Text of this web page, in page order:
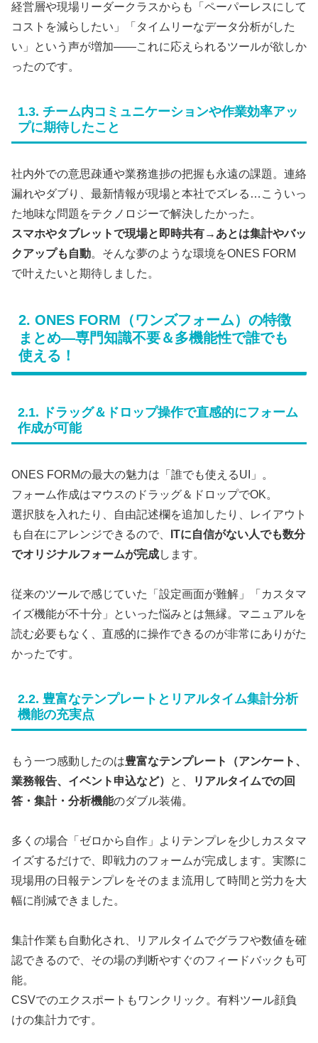
経営層や現場リーダークラスからも「ペーパーレスにして
コストを減らしたい」「タイムリーなデータ分析がした
い」という声が増加——これに応えられるツールが欲しか
ったのです。
1.3. チーム内コミュニケーションや作業効率アッ
プに期待したこと
社内外での意思疎通や業務進捗の把握も永遠の課題。連絡
漏れやダブり、最新情報が現場と本社でズレる…こういっ
た地味な問題をテクノロジーで解決したかった。
スマホやタブレットで現場と即時共有→あとは集計やバッ
クアップも自動。そんな夢のような環境をONES FORM
で叶えたいと期待しました。
2. ONES FORM（ワンズフォーム）の特徴
まとめ―専門知識不要＆多機能性で誰でも
使える！
2.1. ドラッグ＆ドロップ操作で直感的にフォーム
作成が可能
ONES FORMの最大の魅力は「誰でも使えるUI」。
フォーム作成はマウスのドラッグ＆ドロップでOK。
選択肢を入れたり、自由記述欄を追加したり、レイアウト
も自在にアレンジできるので、
ITに自信がない人でも数分
でオリジナルフォームが完成します。
従来のツールで感じていた「設定画面が難解」「カスタマ
イズ機能が不十分」といった悩みとは無縁。マニュアルを
読む必要もなく、直感的に操作できるのが非常にありがた
かったです。
2.2. 豊富なテンプレートとリアルタイム集計分析
機能の充実点
もう一つ感動したのは豊富なテンプレート（アンケート、
業務報告、イベント申込など）
と、
リアルタイムでの回
答・集計・分析機能のダブル装備。
多くの場合「ゼロから自作」よりテンプレを少しカスタマ
イズするだけで、即戦力のフォームが完成します。実際に
現場用の日報テンプレをそのまま流用して時間と労力を大
幅に削減できました。
集計作業も自動化され、リアルタイムでグラフや数値を確
認できるので、その場の判断やすぐのフィードバックも可
能。
CSVでのエクスポートもワンクリック。有料ツール顔負
けの集計力です。